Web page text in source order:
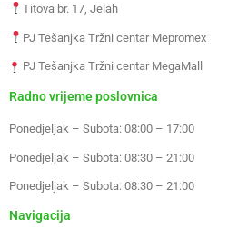
Titova br. 17, Jelah
PJ Tešanjka Tržni centar Mepromex
PJ Tešanjka Tržni centar MegaMall
Radno vrijeme poslovnica
Ponedjeljak – Subota: 08:00 – 17:00
Ponedjeljak – Subota: 08:30 – 21:00
Ponedjeljak – Subota: 08:30 – 21:00
Navigacija